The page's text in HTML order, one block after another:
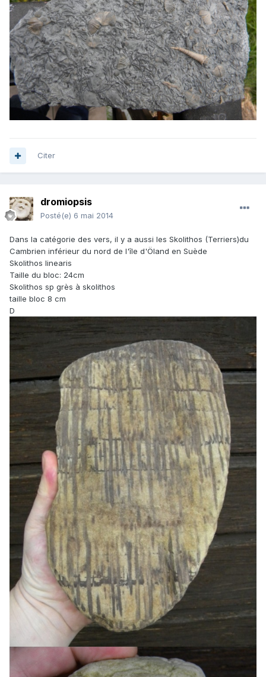
Citer
dromiopsis
Posté(e) 6 mai 2014
Dans la catégorie des vers, il y a aussi les Skolithos (Terriers)du
Cambrien inférieur du nord de l'île d'Öland en Suède
Skolithos linearis
Taille du bloc: 24cm
Skolithos sp grès à skolithos
taille bloc 8 cm
D